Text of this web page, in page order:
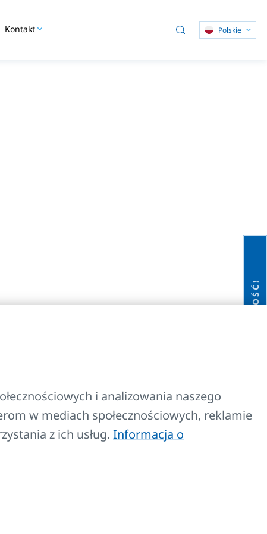
Kontakt Polskie
NOWOŚĆ!
i analizowania naszego
w mediach społecznościowych, reklamie
z ich usług. Informacja o